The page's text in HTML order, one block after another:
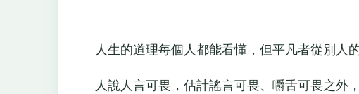
人生的道理每個人都能看懂，但平凡者從別人的
人說人言可畏，估計謠言可畏、嚼舌可畏之外，